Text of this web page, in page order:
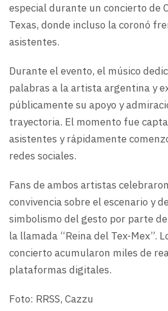
especial durante un concierto de
Texas, donde incluso la coronó
asistentes.
Durante el evento, el músico
palabras a la artista argentina y
públicamente su apoyo y
trayectoria. El momento fue
asistentes y rápidamente
redes sociales.
Fans de ambos artistas
convivencia sobre el escenario y
simbolismo del gesto por parte
la llamada “Reina del Tex-Mex”.
concierto acumularon miles de
plataformas digitales.
Foto: RRSS, Cazzu